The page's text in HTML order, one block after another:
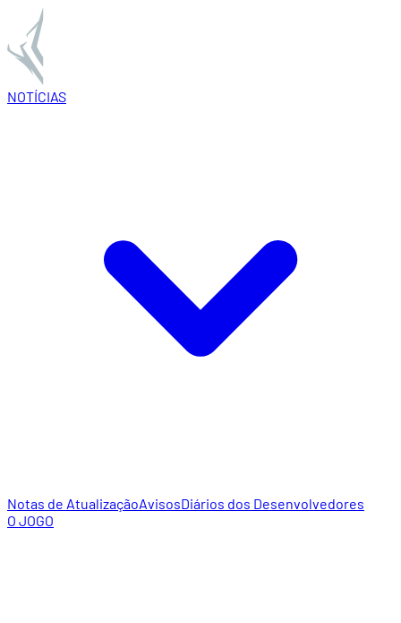
NOTÍCIAS
Notas de AtualizaçãoAvisosDiários dos Desenvolvedores
O JOGO